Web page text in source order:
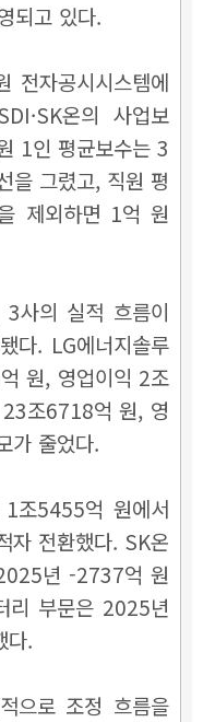
되고 있다.
전자공시시스템에
온의 사업보
1인 평균보수는 3
을 그렸고, 직원 평
제외하면 1억 원
사의 실적 흐름이
다. LG에너지솔루
원, 영업이익 2조
조6718억 원, 영
가 줄었다.
조5455억 원에서
전환했다. SK온
년 -2737억 원
리 부문은 2025년
다.
으로 조정 흐름을